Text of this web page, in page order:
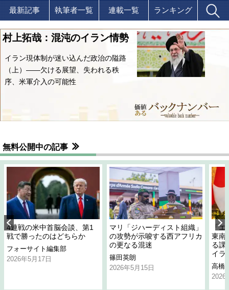
最新記事 執筆者一覧 連載一覧 ランキング
村上拓哉：混沌のイラン情勢
イラン現体制が迷い込んだ政治の隘路
（上）――欠ける展望、失われる秩
序、米軍介入の可能性
無料公開中の記事
4連戦の米中首脳会談、第1
戦で勝ったのはどちらか
フォーサイト編集部
2026年5月17日
マリ「ジハーディスト組織」
の攻勢が示唆する西アフリカ
の更なる混迷
篠田英朗
2026年5月15日
「
東南
る課
イラ
高橋
2026